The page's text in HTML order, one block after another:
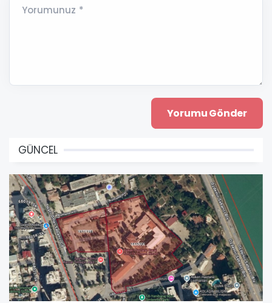
Yorumunuz *
GÜNCEL